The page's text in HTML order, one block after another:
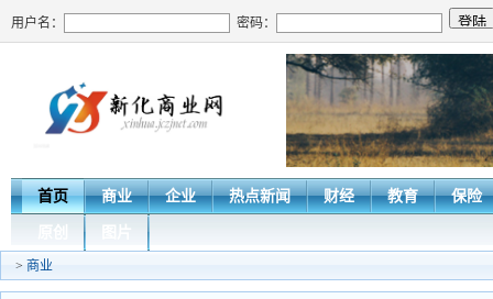
用户名： 密码：
首页 商业 企业 热点新闻 财经 教育 保险
原创 图片
> 商业